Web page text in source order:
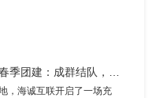
海诚互联 2025 春季团建：成群结队，快乐加倍
，海诚互联开启了一场充